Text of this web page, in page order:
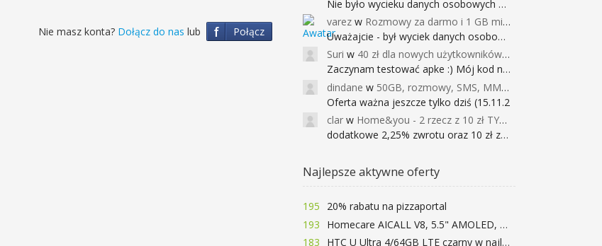
f Połącz
Nie masz konta? Dołącz do nas lub
Nie było wycieku danych osobowych a nieo
varez w Rozmowy za darmo i 1 GB miesięcznie
Uważajcie - był wyciek danych osobowych
Suri w 40 zł dla nowych użytkowników Google Pay (dawniej Android Pay)
Zaczynam testować apke :) Mój kod na 40
dindane w 50GB, rozmowy, SMS, MMS bez limitu przez 6 miesięcy za darmo za przeniesienie numeru do Play NEXT
Oferta ważna jeszcze tylko dziś (15.11.2
clar w Home&you - 2 rzecz z 10 zł TYLKO DZISIAJ
dodatkowe 2,25% zwrotu oraz 10 zł za r
Najlepsze aktywne oferty
195
20% rabatu na pizzaportal
193
Homecare AICALL V8, 5.5" AMOLED, 4/128GB, Snapdragon 652, LTE, QC3.0, 3400mAh za 416zł
183
HTC U Ultra 4/64GB LTE czarny w najlepszej cenie na rynku 799 zł!!!